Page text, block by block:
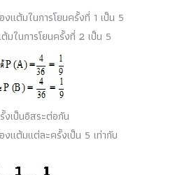
แต้มในการโยนครั้งที่ 1 เป็น 5
ในการโยนครั้งที่ 2 เป็น 5
งเป็นอิสระต่อกัน
แต้มแต่ละครั้งเป็น 5 เท่ากับ